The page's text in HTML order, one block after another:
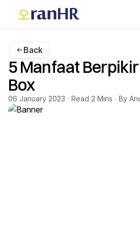
Back
5 Manfaat
Box
06 January 2023 ∙ Read 2 Mins ∙ By